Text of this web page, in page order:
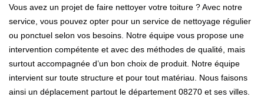
Vous avez un projet de faire nettoyer votre toiture ? Avec notre
service, vous pouvez opter pour un service de nettoyage régulier
ou ponctuel selon vos besoins. Notre équipe vous propose une
intervention compétente et avec des méthodes de qualité, mais
surtout accompagnée d’un bon choix de produit. Notre équipe
intervient sur toute structure et pour tout matériau. Nous faisons
ainsi un déplacement partout le département 08270 et ses villes.